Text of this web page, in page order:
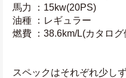
馬力 ：15kw(20PS)
油種 ：レギュラー
燃費 ：38.6km/L(カタログ
スペックはそれぞれ少し